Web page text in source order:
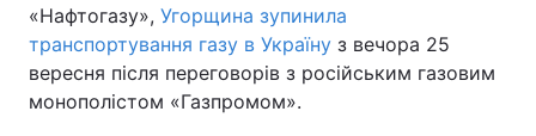
«Нафтогазу», Угорщина зупинила
транспортування газу в Україну з вечора 25
вересня після переговорів з російським газовим
монополістом «Газпромом».